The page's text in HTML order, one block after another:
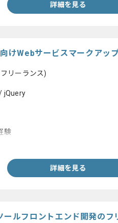
詳細を見る
けWebサービスマークアッ
リーランス)
jQuery
験
詳細を見る
ールフロントエンド開発のフ